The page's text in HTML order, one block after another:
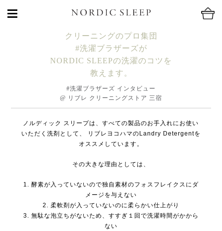
クリーニングのプロ集団
#洗濯ブラザーズが
NORDIC SLEEPの洗濯のコツを
教えます。
#洗濯ブラザーズ インタビュー
@ リブレ クリーニングストア 三宿
ノルディック スリープは、すべての製品のお手入れにお使い
いただく洗剤として、
リブレヨコハマのLandry Detergentを
オススメしています。
その大きな理由としては、
1. 酵素が入っていないので独自素材のフォスフレイクスにダ
メージを与えない
2. 柔軟剤が入っていないのに柔らかい仕上がり
3. 無駄な泡立ちがないため、すすぎ１回で洗濯時間がかから
ない